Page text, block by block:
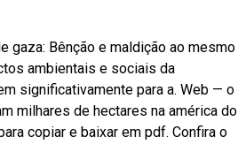
gaza: Bênção e maldição ao mesmo
ambientais e sociais da
significativamente para a. Web — o
milhares de hectares na américa do
copiar e baixar em pdf. Confira o